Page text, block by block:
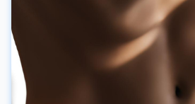
yang dirancang untuk
Kemoterapi dengan obat
standar pengobatan GBM saat
umumnya diberikan setiap
radiasi dan kemudian selama
setelah radiasi selama fase perawatan.